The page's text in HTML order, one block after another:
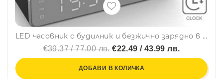
LED часовник с будилник и безжично зарядно в едно W258- термометър, будилник, черен
€39.37 / 77.00 лв.€22.49 / 43.99 лв.
ДОБАВИ В КОЛИЧКА